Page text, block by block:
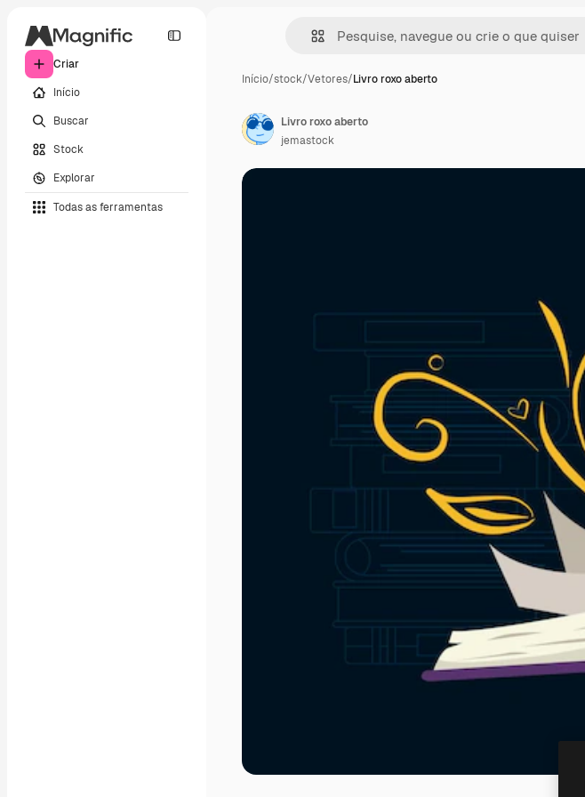
Criar
Início
Buscar
Stock
Explorar
Todas as ferramentas
Início/stock/Vetores/Livro roxo aberto
Livro roxo aberto
jemastock